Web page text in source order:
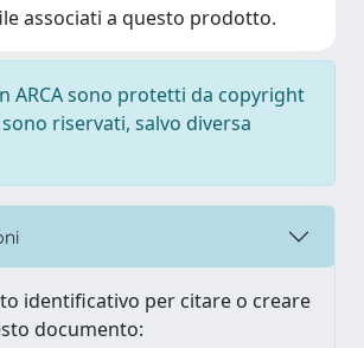
associati a questo prodotto.
ARCA sono protetti da copyright
riservati, salvo diversa
identificativo per citare o creare
documento: